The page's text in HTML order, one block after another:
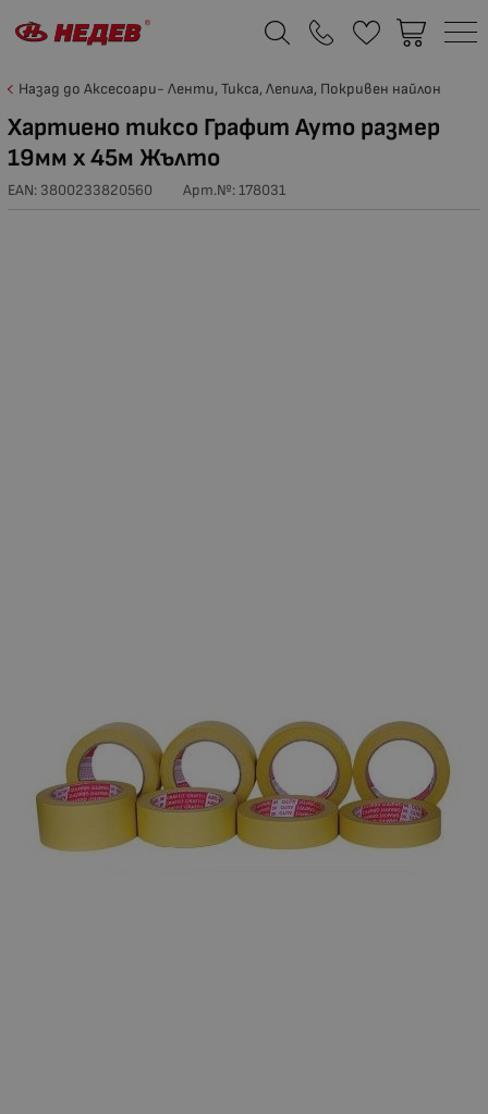
Назад до Аксесоари- Ленти, Тикса, Лепила, Покривен найлон
Хартиено тиксо Графит Ауто размер
19мм х 45м Жълто
EAN: 3800233820560 Арт.№:178031